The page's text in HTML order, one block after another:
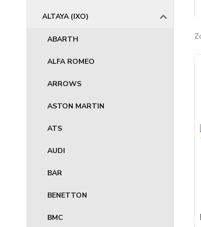
ALTAYA (IXO)
ABARTH
ALFA ROMEO
ARROWS
ASTON MARTIN
ATS
AUDI
BAR
BENETTON
BMC